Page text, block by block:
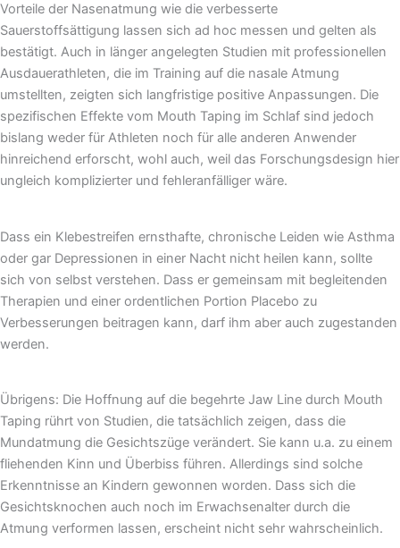
Vorteile der Nasenatmung wie die verbesserte
Sauerstoffsättigung lassen sich ad hoc messen und gelten als
bestätigt. Auch in länger angelegten Studien mit professionellen
Ausdauerathleten, die im Training auf die nasale Atmung
umstellten, zeigten sich langfristige positive Anpassungen. Die
spezifischen Effekte vom Mouth Taping im Schlaf sind jedoch
bislang weder für Athleten noch für alle anderen Anwender
hinreichend erforscht, wohl auch, weil das Forschungsdesign hier
ungleich komplizierter und fehleranfälliger wäre.
Dass ein Klebestreifen ernsthafte, chronische Leiden wie Asthma
oder gar Depressionen in einer Nacht nicht heilen kann, sollte
sich von selbst verstehen. Dass er gemeinsam mit begleitenden
Therapien und einer ordentlichen Portion Placebo zu
Verbesserungen beitragen kann, darf ihm aber auch zugestanden
werden.
Übrigens: Die Hoffnung auf die begehrte Jaw Line durch Mouth
Taping rührt von Studien, die tatsächlich zeigen, dass die
Mundatmung die Gesichtszüge verändert. Sie kann u.a. zu einem
fliehenden Kinn und Überbiss führen. Allerdings sind solche
Erkenntnisse an Kindern gewonnen worden. Dass sich die
Gesichtsknochen auch noch im Erwachsenalter durch die
Atmung verformen lassen, erscheint nicht sehr wahrscheinlich.